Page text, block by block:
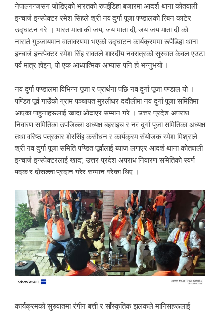
नेपालगन्जसंग जोडिएको भारतको रुपईडिहा बजारमा आदर्श थाना कोतवाली
इन्चार्ज इन्स्पेक्टर रमेश सिंहले श्री नव दुर्गा पूजा पण्डालको रिबन काटेर
उद्घाटन गरे । भारत माता की जय, जय माता दी, जय जय माता दी को
नाराले गुञ्जायमान वातावरणमा भएको उद्घाटन कार्यक्रममा रूपैडिहा थाना
इन्चार्ज इन्स्पेक्टर रमेश सिंह रावतले शारदीय नवरात्रको सुरुवात केवल एउटा
पर्व मात्र होइन, यो एक आध्यात्मिक अभ्यास पनि हो भन्नुभयो ।
नव दुर्गा पण्डालमा विभिन्न पूजा र प्रार्थना पछि नव दुर्गा पूजा पण्डाल यो ।
पण्डित पूर्व गाउँको ग्राम पञ्चायत मुरलीधर ददौलीमा नव दुर्गा पूजा समितिमा
आएका पाहुनाहरूलाई खादा ओढाएर सम्मान गरे । उत्तर प्रदेश अपराध
निवारण समितिका उपजिल्ला अध्यक्ष बहराइच र नव दुर्गा पूजा समितिका अध्यक्ष
तथा वरिष्ठ पत्रकार शेरसिंह कसौधन र कार्यक्रम संयोजक रमेश मिश्राले
श्री नव दुर्गा पूजा समिति पण्डित पूर्वालाई ब्याज लगाएर आदर्श थाना कोतवाली
इन्चार्ज इन्स्पेक्टरलाई खादा, उत्तर प्रदेश अपराध निवारण समितिको स्वर्ण
पदक र दोसल्ला प्रदान गरेर सम्मान गरेका थिए ।
कार्यक्रमको सुरुवातमा रंगीन बत्ती र साँस्कृतिक झलकले मानिसहरूलाई